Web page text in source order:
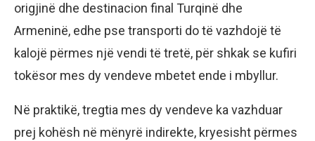
origjinë dhe destinacion final Turqinë dhe
Armeninë, edhe pse transporti do të vazhdojë të
kalojë përmes një vendi të tretë, për shkak se kufiri
tokësor mes dy vendeve mbetet ende i mbyllur.
Në praktikë, tregtia mes dy vendeve ka vazhduar
prej kohësh në mënyrë indirekte, kryesisht përmes